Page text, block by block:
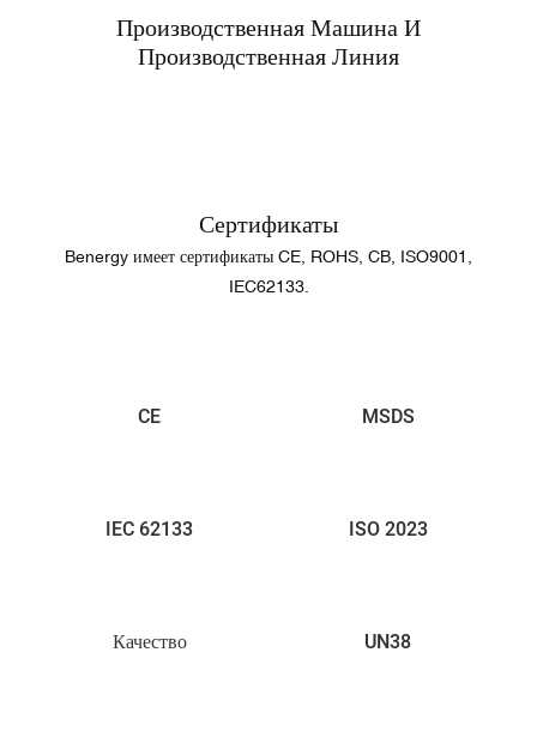
Производственная Машина И
Производственная Линия
Сертификаты
Benergy имеет сертификаты CE, ROHS, CB, ISO9001,
IEC62133.
CE MSDS
IEC 62133 ISO 2023
Качество UN38